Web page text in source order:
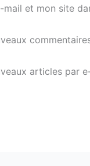
et mon site
articles par